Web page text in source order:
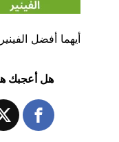
أيهما أفضل الفينير أم
هل أعجبك هذا